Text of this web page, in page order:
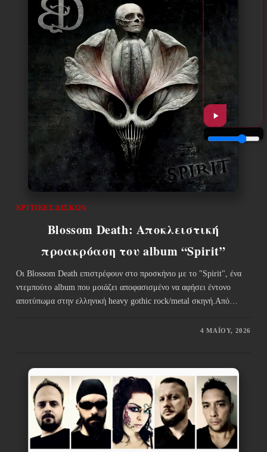
ΚΡΙΤΙΚΈΣ ΔΊΣΚΩΝ
Blossom Death: Αποκλειστική
προακρόαση του album “Spirit”
Οι Blossom Death επιστρέφουν στο προσκήνιο με το "Spirit", ένα
ντεμπούτο album που μοιάζει αποφασισμένο να αφήσει έντονο
αποτύπωμα στην ελληνική heavy gothic rock/metal σκηνή.Από…
4 ΜΑΪ́ΟΥ, 2026